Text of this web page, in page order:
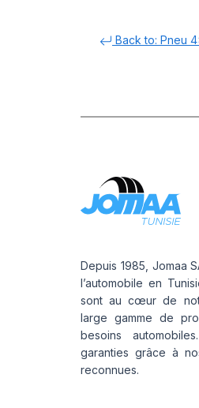
Back to: Pneu
Depuis 1985, Jomaa
l’automobile en
sont au cœur de
large gamme de
besoins
garanties grâce à
reconnues.